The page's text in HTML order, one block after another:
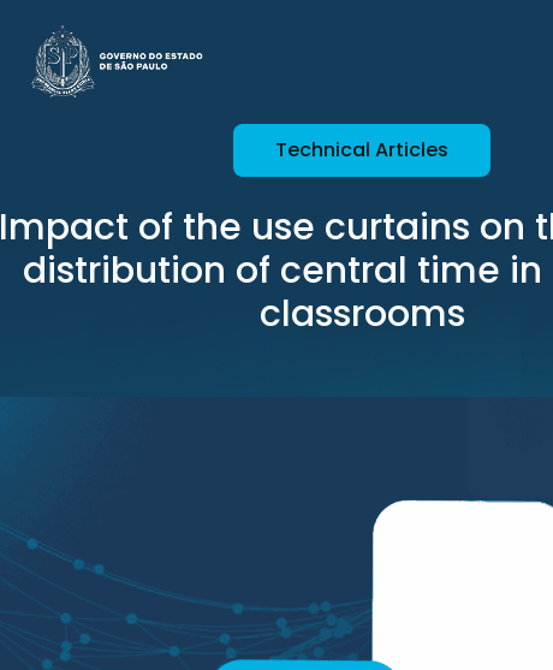
Technical Articles
Impact of the use curtains on
distribution of central time in
classrooms